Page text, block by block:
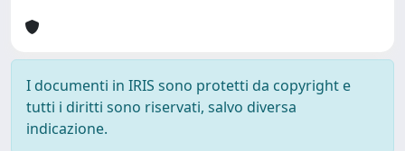
I documenti in IRIS sono protetti da copyright e
tutti i diritti sono riservati, salvo diversa
indicazione.